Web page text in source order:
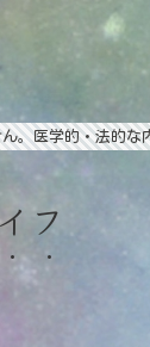
。医学的・法的な
フ